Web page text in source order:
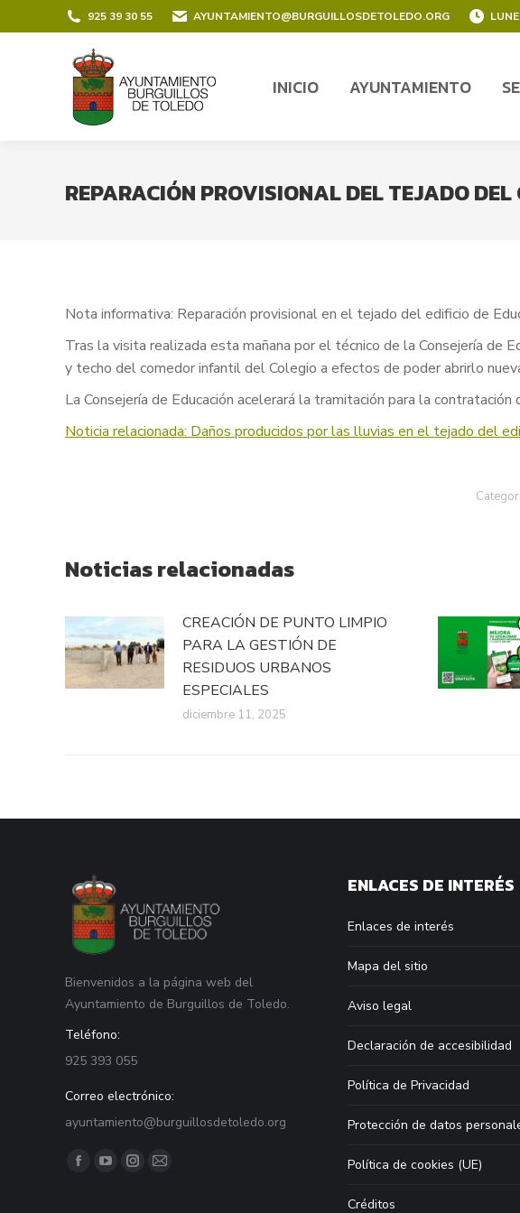
925 39 30 55 AYUNTAMIENTO@BURGUILLOSDETOLEDO.ORG
INICIO AYUNTAMIENTO
REPARACIÓN PROVISIONAL DEL TEJADO
Nota informativa: Reparación provisional en el tejado del edificio de
Tras la visita realizada esta mañana por el técnico de la Consejería de
y techo del comedor infantil del Colegio a efectos de poder abrirlo
La Consejería de Educación acelerará la tramitación para la
Noticia relacionada: Daños producidos por las lluvias en el tejado del
Noticias relacionadas
CREACIÓN DE PUNTO LIMPIO
PARA LA GESTIÓN DE
RESIDUOS URBANOS
ESPECIALES
diciembre 11, 2025
Bienvenidos a la página web del
Ayuntamiento de Burguillos de Toledo.
Teléfono:
925 393 055
Correo electrónico:
ayuntamiento@burguillosdetoledo.org
Find us on:
Facebook
YouTubeInstagram
Mail
ENLACES DE INTERÉS
Enlaces de interés
Mapa del sitio
Aviso legal
Declaración de accesibilidad
Política de Privacidad
Protección de datos
Política de cookies (UE)
Créditos
INICIO AYUNTAMIENTO